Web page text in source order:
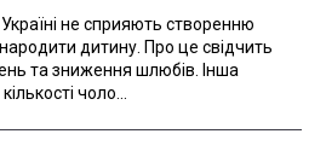
Україні не сприяють створенню
дитину. Про це свідчить
та зниження шлюбів. Інша
чоло...